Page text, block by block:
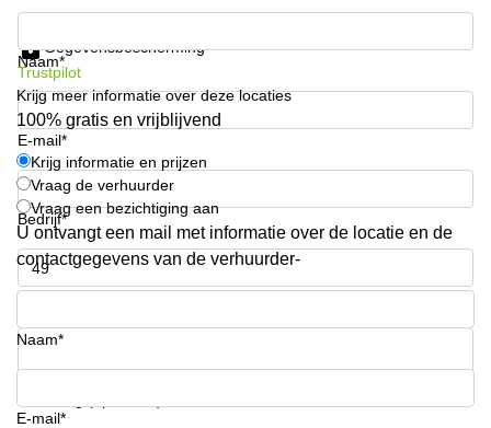
Coworking
space
Hilversum
Coworking
space
Zwolle
Coworking
Haarlem
Kantoor
Huren
Hengelo
Nijmegen
Naam*
E-mail*
Bedrijf*
Telefoonnummer*
Gegevensbescherming
Trustpilot
Krijg meer informatie over deze locaties
100% gratis en vrijblijvend
Krijg informatie en prijzen
Vraag de verhuurder
Vraag een bezichtiging aan
U ontvangt een mail met informatie over de locatie en de
contactgegevens van de verhuurder-
Naam*
E-mail*